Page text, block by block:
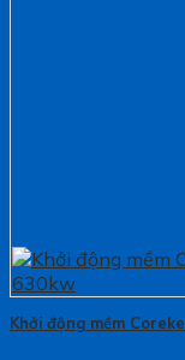
Khởi động mềm